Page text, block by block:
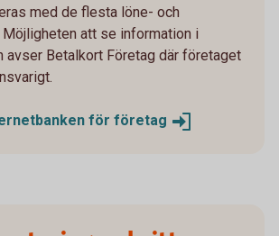
med de flesta löne- och
att se information i
avser Betalkort Företag där företaget
för företag